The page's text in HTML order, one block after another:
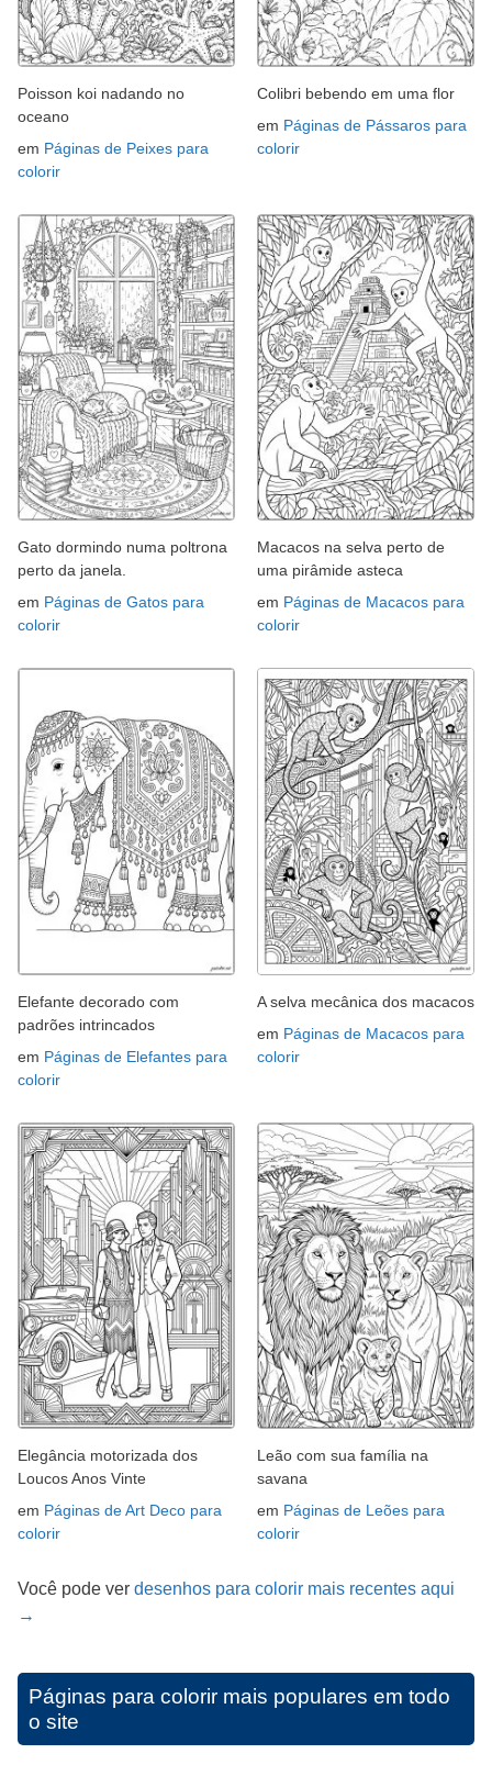
Poisson koi nadando no
oceano
em Páginas de Peixes para
colorir
Colibri bebendo em uma flor
em Páginas de Pássaros para
colorir
Gato dormindo numa poltrona
perto da janela.
em Páginas de Gatos para
colorir
Macacos na selva perto de
uma pirâmide asteca
em Páginas de Macacos para
colorir
Elefante decorado com
padrões intrincados
em Páginas de Elefantes para
colorir
A selva mecânica dos macacos
em Páginas de Macacos para
colorir
Elegância motorizada dos
Loucos Anos Vinte
em Páginas de Art Deco para
colorir
Leão com sua família na
savana
em Páginas de Leões para
colorir
Você pode ver desenhos para colorir mais recentes aqui
→
Páginas para colorir mais populares em todo
o site